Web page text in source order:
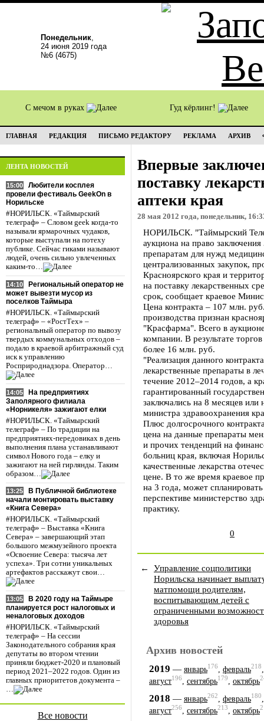
Понедельник,
24 июня 2019 года
№6 (4675)
С мечом в руках Гуд кёрлинг!
ГЛАВНАЯ РЕДАКЦИЯ ПИСЬМО РЕДАКТОРУ РЕКЛАМА АРХИВ
ЛЕНТА НОВОСТЕЙ
15:00
Любители косплея
провели фестиваль GeekOn в
Норильске
#НОРИЛЬСК. «Таймырский
телеграф» – Словом geek когда-то
называли ярмарочных чудаков,
которые выступали на потеху
публике. Сейчас гиками называют
людей, очень сильно увлеченных
каким-то…
14:10
Региональный оператор не
может вывезти мусор из
поселков Таймыра
#НОРИЛЬСК. «Таймырский
телеграф» – «РостТех» –
региональный оператор по вывозу
твердых коммунальных отходов –
подало в краевой арбитражный суд
иск к управлению
Росприроднадзора. Оператор…
14:05
На предприятиях
Заполярного филиала
«Норникеля» зажигают елки
#НОРИЛЬСК. «Таймырский
телеграф» – По традиции на
предприятиях-передовиках в день
выполнения плана устанавливают
символ Нового года – елку и
зажигают на ней гирлянды. Таким
образом…
13:25
В Публичной библиотеке
начали монтировать выставку
«Книга Севера»
#НОРИЛЬСК. «Таймырский
телеграф» – Выставка «Книга
Севера» – завершающий этап
большого межмузейного проекта
«Освоение Севера: тысяча лет
успеха». Три сотни уникальных
артефактов расскажут свои…
13:05
В 2020 году на Таймыре
планируется рост налоговых и
неналоговых доходов
#НОРИЛЬСК. «Таймырский
телеграф» – На сессии
Законодательного собрания края
депутаты во втором чтении
приняли бюджет-2020 и плановый
период 2021–2022 годов. Один из
главных приоритетов документа –
…
Все новости
Впервые
поставку
аптеки края
28 мая 2012 года, понедельник,
НОРИЛЬСК. "Таймырский
аукциона на право
препаратам для нужд
централизованных закупок,
Красноярского края и
на поставку лекарственных
срок, сообщает краевое
Цена контракта – 107 млн.
производства признан
"Красфарма". Всего в
компании. В результате
более 16 млн. руб.
"Реализация данного
лекарственные препараты в
течение 2012–2014 годов, а
гарантированный
заключались на 8 месяцев или
министра здравоохранения
Плюс долгосрочного
цена на данные препараты
и прочих тенденций на
больниц края, включая
качественные лекарства
цене. В то же время краевое
на 3 года, может
перспективе министерство
практику.
0
←
Управление соцполитики
Норильска начинает
матпомощи родителям,
воспитывающим детей с
ограниченными
здоровья
Архив новостей
2019 — январь176 февраль218
август196, сентябрь179, октябрь
2018 — январь262 февраль180
август256, сентябрь213, октябрь